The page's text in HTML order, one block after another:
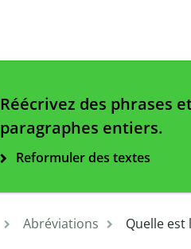
Réécrivez des phrases
paragraphes entiers.
Reformuler des textes
Abréviations Quelle est